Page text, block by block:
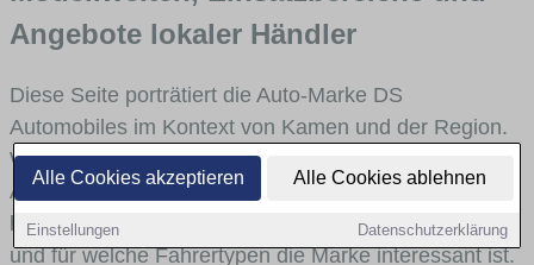
Alle Cookies akzeptieren Alle Cookies ablehnen
Einstellungen Datenschutzerklärung
Angebote lokaler Händler
Diese Seite porträtiert die Auto-Marke DS
Automobiles im Kontext von Kamen und der Region.
Wir skizzieren, in welchen Fahrzeugklassen DS
Automobiles stark vertreten ist, welche Modellreihen
häufig im Stadt- und Umlandverkehr zu sehen sind
und für welche Fahrertypen die Marke interessant ist.